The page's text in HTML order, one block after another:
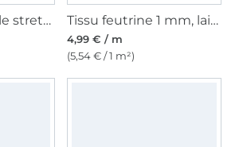
Tissu tulle souple stretch, marron foncé Tissu feutrine 1 mm, laize 90 cm, noir
4,99 € / m
(5,54 € / 1 m²)